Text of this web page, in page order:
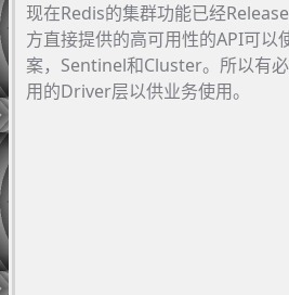
现在Redis的集群功能已经
方直接提供的高可用性的API可以
案，Sentinel和Cluster。所以有
用的Driver层以供业务使用。